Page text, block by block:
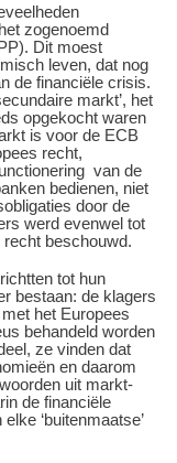
zogenoemd
Dit moest
leven, dat nog
de financiële crisis.
markt’, het
opgekocht waren
is voor de ECB
recht,
van de
bedienen, niet
door de
werd evenwel tot
beschouwd.
tot hun
bestaan: de klagers
het Europees
behandeld worden
ze vinden dat
en daarom
uit markt-
de financiële
‘buitenmaatse’